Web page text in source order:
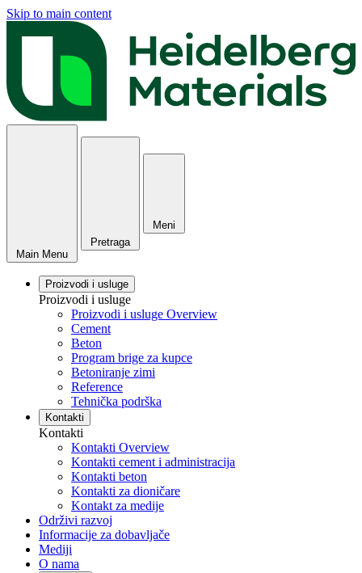
Skip to main content
Main Menu
Pretraga
Meni
Proizvodi i usluge
Proizvodi i usluge
Proizvodi i usluge Overview
Cement
Beton
Program brige za kupce
Betoniranje zimi
Reference
Tehnička podrška
Kontakti
Kontakti
Kontakti Overview
Kontakti cement i administracija
Kontakti beton
Kontakti za dioničare
Kontakt za medije
Održivi razvoj
Informacije za dobavljače
Mediji
O nama